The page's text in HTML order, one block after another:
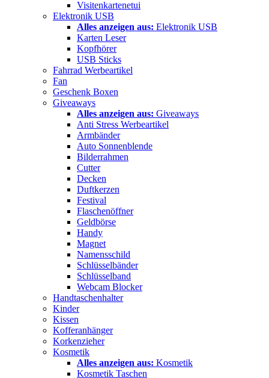
Visitenkartenetui
Elektronik USB
Alles anzeigen aus: Elektronik USB
Karten Leser
Kopfhörer
USB Sticks
Fahrrad Werbeartikel
Fan
Geschenk Boxen
Giveaways
Alles anzeigen aus: Giveaways
Anti Stress Werbeartikel
Armbänder
Auto Sonnenblende
Bilderrahmen
Cutter
Decken
Duftkerzen
Festival
Flaschenöffner
Geldbörse
Handy
Magnet
Namensschild
Schlüsselbänder
Schlüsselband
Webcam Blocker
Handtaschenhalter
Kinder
Kissen
Kofferanhänger
Korkenzieher
Kosmetik
Alles anzeigen aus: Kosmetik
Kosmetik Taschen